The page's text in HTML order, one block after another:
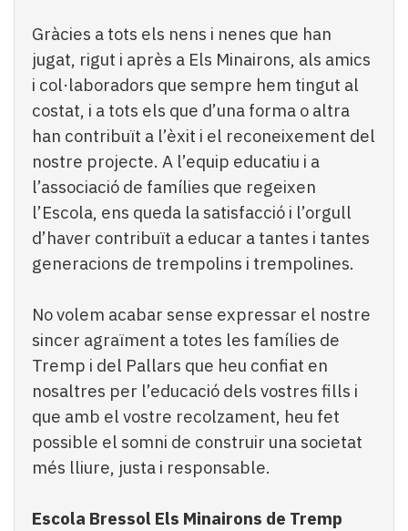
Gràcies a tots els nens i nenes que han
jugat, rigut i après a Els Minairons, als amics
i col·laboradors que sempre hem tingut al
costat, i a tots els que d’una forma o altra
han contribuït a l’èxit i el reconeixement del
nostre projecte. A l’equip educatiu i a
l’associació de famílies que regeixen
l’Escola, ens queda la satisfacció i l’orgull
d’haver contribuït a educar a tantes i tantes
generacions de trempolins i trempolines.
No volem acabar sense expressar el nostre
sincer agraïment a totes les famílies de
Tremp i del Pallars que heu confiat en
nosaltres per l’educació dels vostres fills i
que amb el vostre recolzament, heu fet
possible el somni de construir una societat
més lliure, justa i responsable.
Escola Bressol Els Minairons de Tremp